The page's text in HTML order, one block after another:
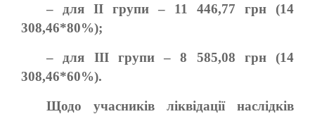
– для II групи – 11 446,77 грн (14
308,46*80%);
– для ІІІ групи – 8 585,08 грн (14
308,46*60%).
Щодо учасників ліквідації наслідків